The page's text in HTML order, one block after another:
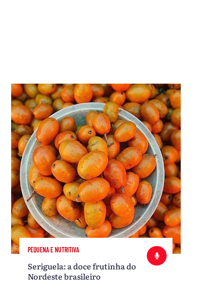
PEQUENA E NUTRITIVA
Seriguela: a doce frutinha do
Nordeste brasileiro